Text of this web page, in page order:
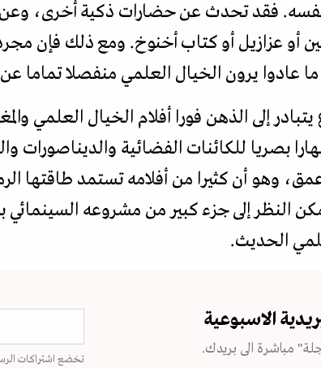
فقد تحدث عن حضارات ذكية أخرى، وعن
أو عزازيل أو كتاب أخنوخ. ومع ذلك فإن
عادوا يرون الخيال العلمي منفصلا تماما عن
إلى الذهن فورا أفلام الخيال العلمي
بصريا للكائنات الفضائية
وهو أن كثيرا من أفلامه تستمد
يمكن النظر إلى جزء كبير من مشروعه
الحديث.
الاسبوعية
مباشرة الى بريدك.
تخضع اشتراكات